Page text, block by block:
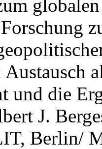
und die
J.
Berlin/